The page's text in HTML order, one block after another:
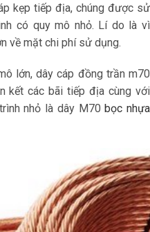
kẹp tiếp địa, chúng được sử
có quy mô nhỏ. Lí do là vì
về mặt chi phí sử dụng.
lớn, dây cáp đồng trần m70
kết các bãi tiếp địa cùng với
nhỏ là dây M70bọc nhựa